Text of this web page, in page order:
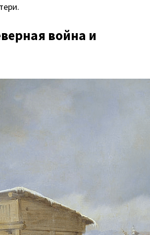
война и